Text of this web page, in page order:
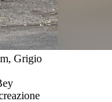
Grigio